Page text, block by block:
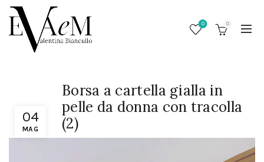
0 0
04
MAG
Borsa a cartella gialla in
pelle da donna con tracolla
(2)